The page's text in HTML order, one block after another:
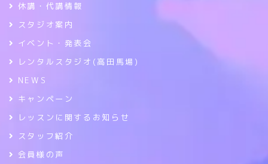
休講・代講情報
スタジオ案内
イベント・発表会
レンタルスタジオ(高田馬場)
NEWS
キャンペーン
レッスンに関するお知らせ
スタッフ紹介
会員様の声